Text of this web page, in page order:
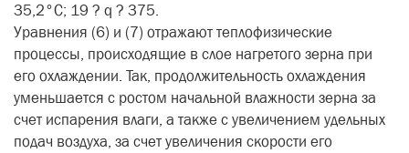
35,2°С; 19 ? q ? 375.
Уравнения (6) и (7) отражают теплофизические
процессы, происходящие в слое нагретого зерна при
его охлаждении. Так, продолжительность охлаждения
уменьшается с ростом начальной влажности зерна за
счет испарения влаги, а также с увеличением удельных
подач воздуха, за счет увеличения скорости его